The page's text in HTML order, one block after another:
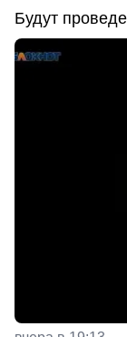
Будут